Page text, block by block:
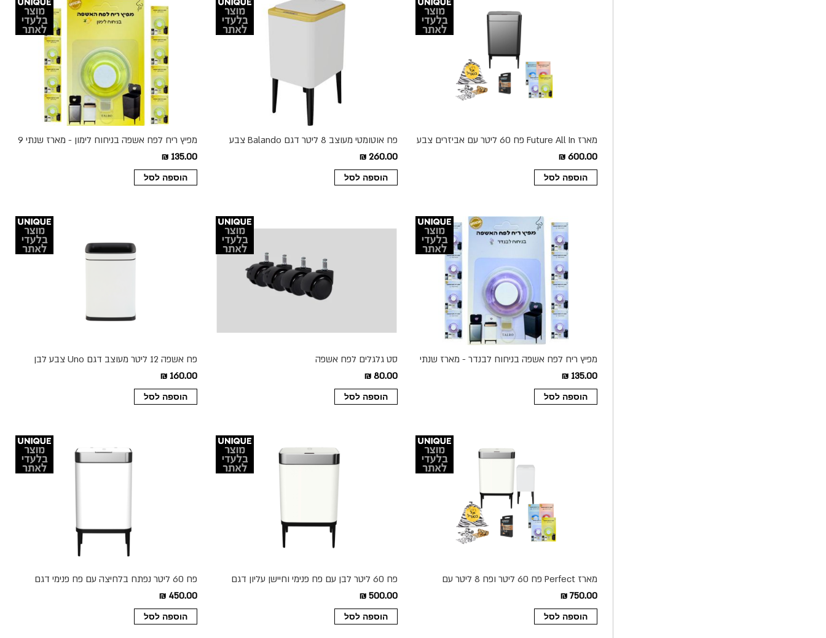
מארז Future All In פח 60 ליטר עם אביזרים צבע
כסוף
600.00 ₪
הוספה לסל
פח אוטומטי מעוצב 8 ליטר דגם Balando צבע
לבן וזהב
260.00 ₪
הוספה לסל
מפיץ ריח לפח אשפה בניחוח לימון - מארז שנתי 9
יחידות
135.00 ₪
הוספה לסל
מפיץ ריח לפח אשפה בניחוח לבנדר - מארז שנתי
9 יחידות
135.00 ₪
הוספה לסל
סט גלגלים לפח אשפה
80.00 ₪
הוספה לסל
פח אשפה 12 ליטר מעוצב דגם Uno צבע לבן
160.00 ₪
הוספה לסל
מארז Perfect פח 60 ליטר ופח 8 ליטר עם
אביזרים צבע לבן
750.00 ₪
הוספה לסל
פח 60 ליטר לבן עם פח פנימי וחיישן עליון דגם
FUTURE
500.00 ₪
הוספה לסל
פח 60 ליטר נפתח בלחיצה עם פח פנימי דגם
Lianer צבע לבן
450.00 ₪
הוספה לסל